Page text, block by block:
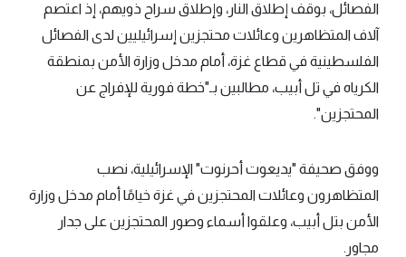
الفصائل، بوقف إطلاق النار، وإطلاق سراح ذويهم، إذ اعتصم
آلاف المتظاهرين وعائلات محتجزين إسرائيليين لدى الفصائل
الفلسطينية في قطاع غزة، أمام مدخل وزارة الأمن بمنطقة
الكرياه في تل أبيب، مطالبين بـ"خطة فورية للإفراج عن
المحتجزين".
ووفق صحيفة "يديعوت أحرنوت" الإسرائيلية، نصب
المتظاهرون وعائلات المحتجزين في غزة خيامًا أمام مدخل وزارة
الأمن بتل أبيب، وعلقوا أسماء وصور المحتجزين على جدار
مجاور.